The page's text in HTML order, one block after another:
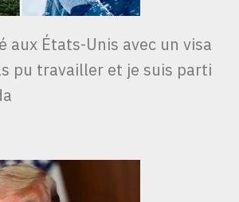
aux États-Unis avec un visa
pu travailler et je suis parti